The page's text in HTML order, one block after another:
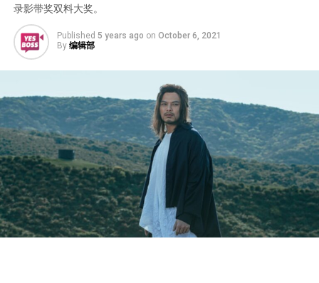
录影带奖双料大奖。
Published 5 years ago on October 6, 2021
By 编辑部